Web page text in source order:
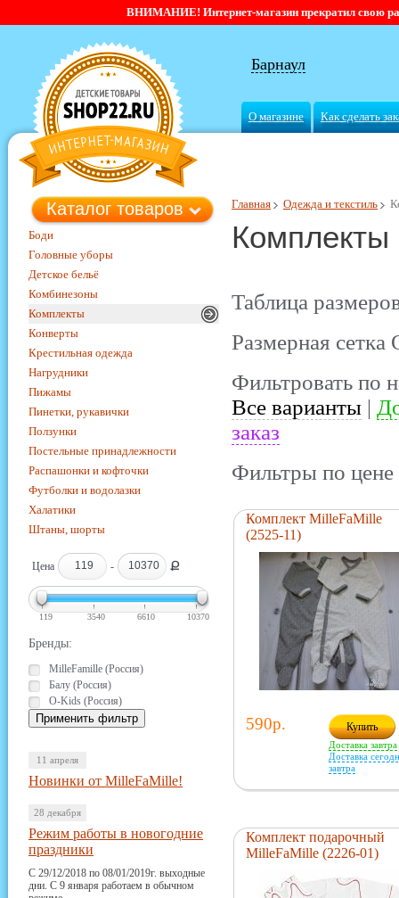
ВНИМАНИЕ! Интернет-магазин прекратил свою
Барнаул
О магазине Как сделать
Главная Одежда и текстиль
Комплекты
Таблица
Размерная
Фильтровать по
Все варианты |
заказ
Фильтры по цене
Каталог товаров
Боди
Головные уборы
Детское бельё
Комбинезоны
Комплекты
Конверты
Крестильная одежда
Нагрудники
Пижамы
Пинетки, рукавички
Ползунки
Постельные принадлежности
Распашонки и кофточки
Футболки и водолазки
Халатики
Штаны, шорты
Цена - Ք
119 3540 6610 10370
Бренды:
MilleFamille (Россия)
Балу (Россия)
O-Kids (Россия)
11 апреля
Новинки от MilleFaMille!
28 декабря
Режим работы в новогодние
праздники
С 29/12/2018 по 08/01/2019г. выходные
дни. С 9 января работаем в обычном
Комплект MilleFaMille
(2525-11)
590р. Купить
Доставка завтра
Доставка
завтра
Комплект подарочный
MilleFaMille (2226-01)